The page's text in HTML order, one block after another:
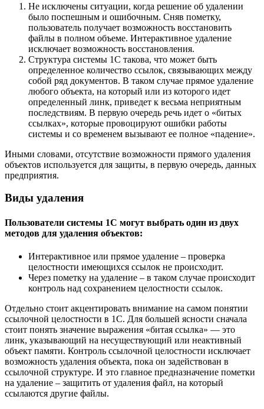
Не исключены ситуации, когда решение об удалении
было поспешным и ошибочным. Сняв пометку,
пользователь получает возможность восстановить
файлы в полном объеме. Интерактивное удаление
исключает возможность восстановления.
Структура системы 1С такова, что может быть
определенное количество ссылок, связывающих между
собой ряд документов. В таком случае прямое удаление
любого объекта, на который или из которого идет
определенный линк, приведет к весьма неприятным
последствиям. В первую очередь речь идет о «битых
ссылках», которые провоцируют ошибки работы
системы и со временем вызывают ее полное «падение».
Иными словами, отсутствие возможности прямого удаления
объектов используется для защиты, в первую очередь, данных
предприятия.
Виды удаления
Пользователи системы 1С могут выбрать один из двух
методов для удаления объектов:
Интерактивное или прямое удаление – проверка
целостности имеющихся ссылок не происходит.
Через пометку на удаление – в таком случае происходит
контроль над сохранением целостности ссылок.
Отдельно стоит акцентировать внимание на самом понятии
ссылочной целостности в 1С. Для большей ясности сначала
стоит понять значение выражения «битая ссылка» — это
линк, указывающий на несуществующий или неактивный
объект памяти. Контроль ссылочной целостности исключает
возможность удаления объекта, пока он задействован в
ссылочной структуре. И это главное предназначение пометки
на удаление – защитить от удаления файл, на который
ссылаются другие файлы.